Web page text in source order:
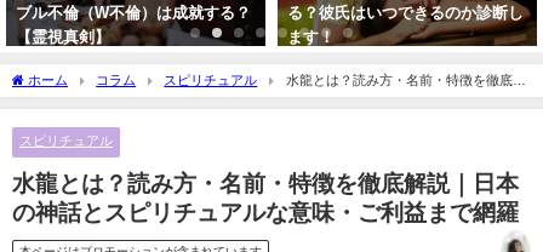
る？彼氏はいつできるのか診断し
ます！
二支＋60種類（60干支）の運勢・
性格・相性を無料紹介】
ホーム コラム スピリチュアル
水龍とは？読み方・名前・特徴を徹底解
説｜日本の神話とスピリチュアルな意味・ご利益まで網羅
スピリチュアル
水龍とは？読み方・名前・特徴を徹底解説｜日本
の神話とスピリチュアルな意味・ご利益まで網羅